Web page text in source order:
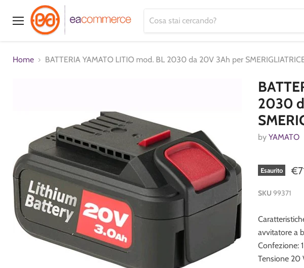
Menu
Home BATTERIA YAMATO LITIO mod. BL 2030 da 20V 3Ah per
2030
byYAMATO
Esaurito
SKU 99371
avvitatore a
Confezione:
Tensione 20